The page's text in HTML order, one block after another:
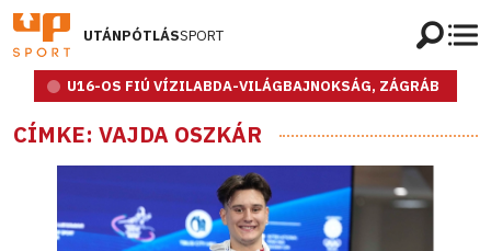
UTÁNPÓTLÁSSPORT
U16-OS FIÚ VÍZILABDA-VILÁGBAJNOKSÁG, ZÁGRÁB
CÍMKE: VAJDA OSZKÁR